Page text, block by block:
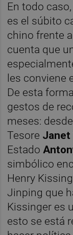
En todo
es el súbito
chino frente
cuenta que
les conviene
De esta
gestos de
meses:
Tesore Janet
Estado
simbólico
Henry
Jinping que
Kissinger es
esto se está